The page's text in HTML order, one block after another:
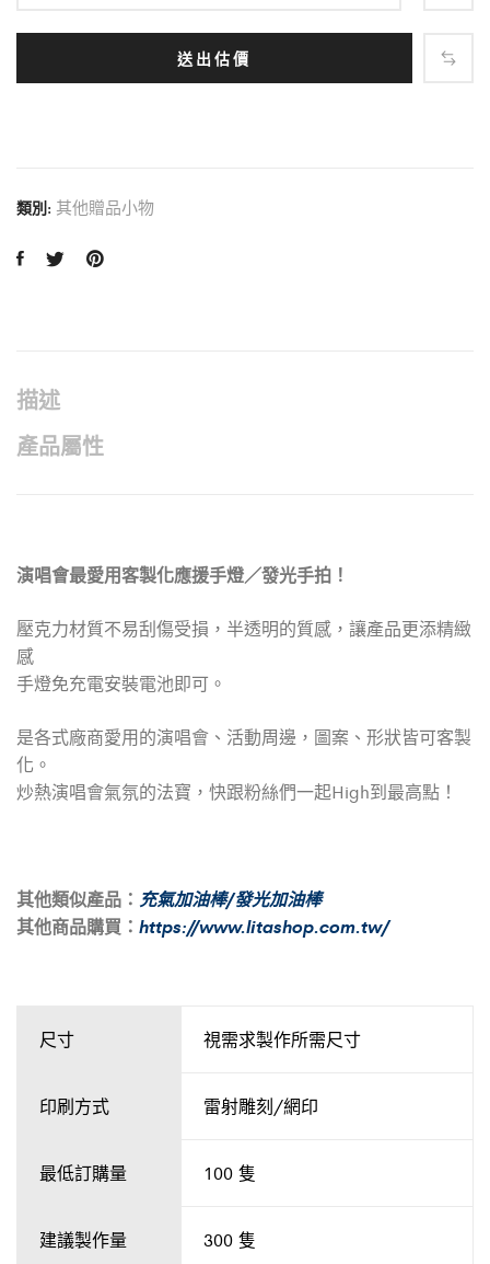
送出估價
類別: 其他贈品小物
描述
產品屬性
演唱會最愛用客製化應援手燈／發光手拍！
壓克力材質不易刮傷受損，半透明的質感，讓產品更添精緻
感
手燈免充電安裝電池即可。
是各式廠商愛用的演唱會、活動周邊，圖案、形狀皆可客製
化。
炒熱演唱會氣氛的法寶，快跟粉絲們一起High到最高點！
其他類似產品： 充氣加油棒/發光加油棒
其他商品購買： https://www.litashop.com.tw/
尺寸 視需求製作所需尺寸
印刷方式 雷射雕刻/網印
最低訂購量 100 隻
建議製作量 300 隻